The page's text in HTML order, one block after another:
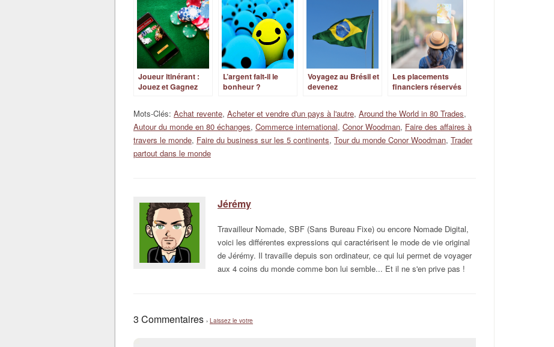
Joueur itinérant :
Jouez et Gagnez
L’argent fait-il le
bonheur ?
Voyagez au Brésil et
devenez
Les placements
financiers réservés
Mots-Clés: Achat revente, Acheter et vendre d'un pays à l'autre, Around the World in 80 Trades,
Autour du monde en 80 échanges, Commerce international, Conor Woodman, Faire des affaires à
travers le monde, Faire du business sur les 5 continents, Tour du monde Conor Woodman, Trader
partout dans le monde
Jérémy
Travailleur Nomade, SBF (Sans Bureau Fixe) ou encore Nomade Digital,
voici les différentes expressions qui caractérisent le mode de vie original
de Jérémy. Il travaille depuis son ordinateur, ce qui lui permet de voyager
aux 4 coins du monde comme bon lui semble... Et il ne s'en prive pas !
3 Commentaires › Laissez le votre